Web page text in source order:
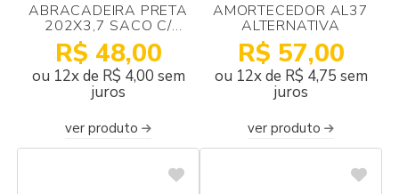
ABRACADEIRA PRETA
202X3,7 SACO C/
100UNID
R$ 48,00
ou 12x de R$ 4,00 sem
juros
ver produto
AMORTECEDOR AL37
ALTERNATIVA
R$ 57,00
ou 12x de R$ 4,75 sem
juros
ver produto